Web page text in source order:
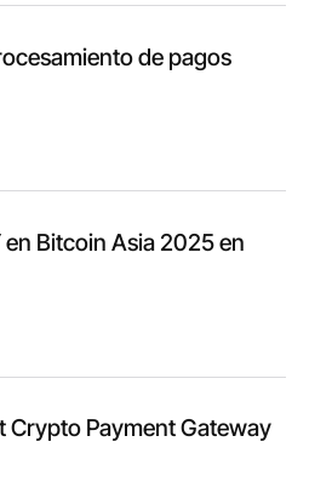
de pagos
en Bitcoin Asia 2025 en
Crypto Payment Gateway